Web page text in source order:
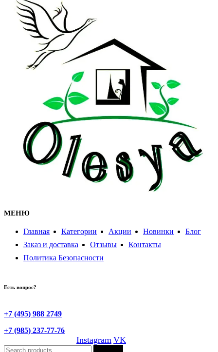
МЕНЮ
Главная Категории Акции Новинки
Блог
Заказ и доставка
Отзывы
Контакты
Политика Безопасности
Есть вопрос?
+7 (495) 988 2749
+7 (985) 237-77-76
Instagram VK
Search